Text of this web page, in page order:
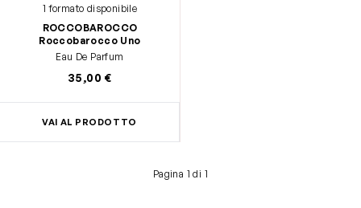
1 formato disponibile
ROCCOBAROCCO
Roccobarocco Uno
Eau De Parfum
35,00 €
VAI AL PRODOTTO
Pagina 1 di 1